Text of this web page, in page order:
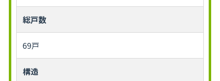
総戸数
69戸
構造